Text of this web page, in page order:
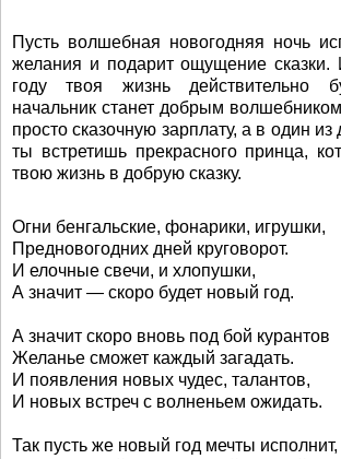
Пусть волшебная новогодняя ночь
желания и подарит ощущение сказки.
году твоя жизнь действительно
начальник станет добрым
просто сказочную зарплату, а в один из
ты встретишь прекрасного принца,
твою жизнь в добрую сказку.
Огни бенгальские, фонарики, игрушки,
Предновогодних дней круговорот.
И елочные свечи, и хлопушки,
А значит — скоро будет новый год.
А значит скоро вновь под бой курантов
Желанье сможет каждый загадать.
И появления новых чудес, талантов,
И новых встреч с волненьем ожидать.
Так пусть же новый год мечты исполнит,